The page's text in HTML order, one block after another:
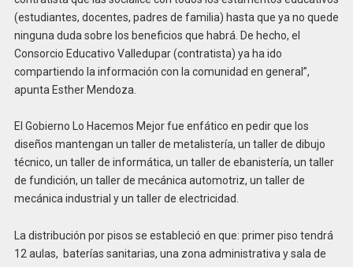
(estudiantes, docentes, padres de familia) hasta que ya no quede
ninguna duda sobre los beneficios que habrá. De hecho, el
Consorcio Educativo Valledupar (contratista) ya ha ido
compartiendo la información con la comunidad en general”,
apunta Esther Mendoza.
El Gobierno Lo Hacemos Mejor fue enfático en pedir que los
diseños mantengan un taller de metalistería, un taller de dibujo
técnico, un taller de informática, un taller de ebanistería, un taller
de fundición, un taller de mecánica automotriz, un taller de
mecánica industrial y un taller de electricidad.
La distribución por pisos se estableció en que: primer piso tendrá
12 aulas, baterías sanitarias, una zona administrativa y sala de